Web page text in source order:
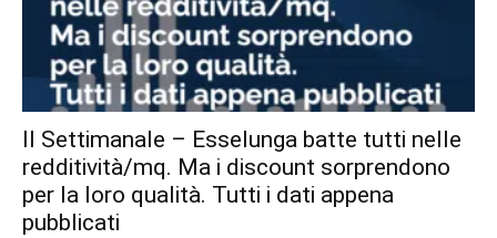
Il Settimanale – Esselunga batte tutti nelle
redditività/mq. Ma i discount sorprendono
per la loro qualità. Tutti i dati appena
pubblicati